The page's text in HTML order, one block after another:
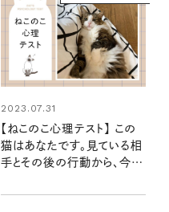
2023.07.31
【ねこのこ心理テスト】 この
猫はあなたです。見ている相
手とその後の行動から、今の
ゃ！